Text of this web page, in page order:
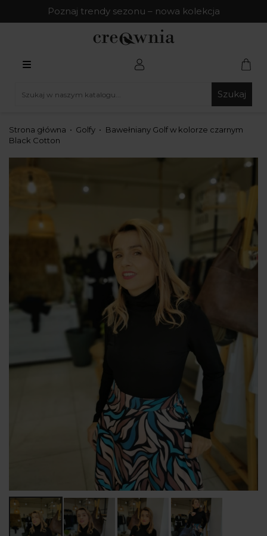
Poznaj trendy sezonu – nowa kolekcja
Szukaj
Strona główna Golfy
Bawełniany Golf w kolorze czarnym
Black Cotton